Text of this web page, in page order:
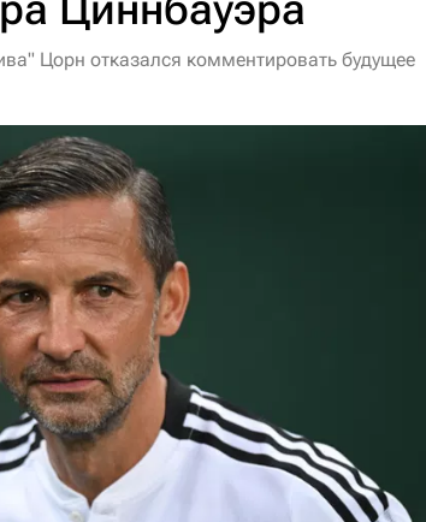
Цорн отказался комментировать будущее